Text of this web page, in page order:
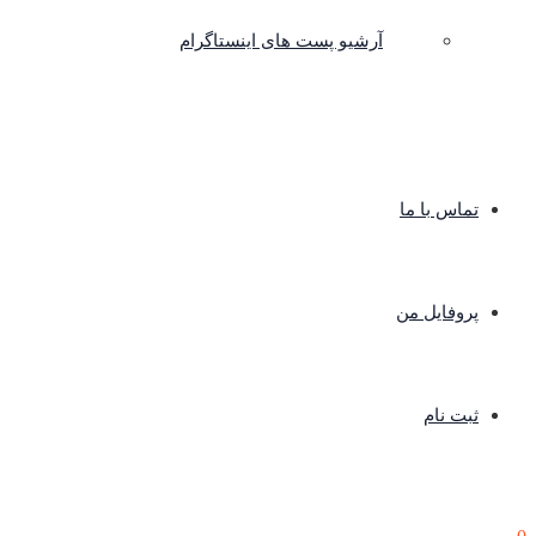
آرشیو پست های اینستاگرام
تماس با ما
پروفایل من
ثبت نام